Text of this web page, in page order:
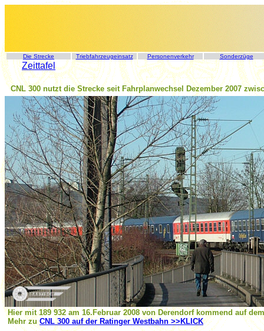
Die Strecke Triebfahrzeugeinsatz Personenverkehr Sonderzüge
Zeittafel
CNL 300 nutzt die Strecke seit Fahrplanwechsel Dezember 2007
Hier mit 189 932 am 16.Februar 2008 von Derendorf kommend auf
Mehr zuCNL 300 auf der Ratinger Westbahn >>KLICK